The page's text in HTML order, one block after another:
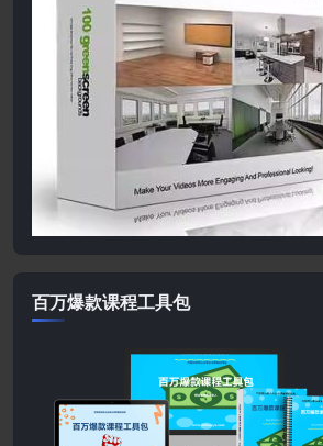
百万爆款课程工具包